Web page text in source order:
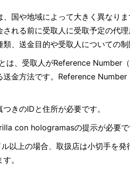
国や地域によって大きく異なり
れる前に受取人に受取予定の代
、送金目的や受取人についての
は、受取人がReference Number
金方法です。Reference
きのIDと住所が必要です。
con hologramasの提示が必要で
以上の場合、取扱店は小切手を
。